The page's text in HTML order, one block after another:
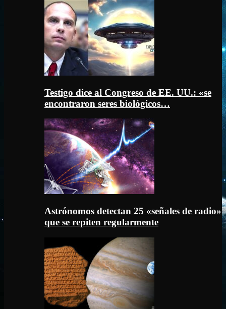
Testigo dice al Congreso de EE. UU.: «se
encontraron seres biológicos…
Astrónomos detectan 25 «señales de radio»
que se repiten regularmente